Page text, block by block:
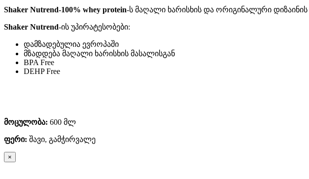
Shaker Nutrend-100% whey protein-ს მაღალი ხარისხის და ორიგინალური დიზაინის
Shaker Nutrend-ის უპირატესობები:
დამზადებულია ევროპაში
მზადდება მაღალი ხარისხის მასალისგან
BPA Free
DEHP Free
მოცულობა: 600 მლ
ფერი: შავი, გამჭირვალე
×